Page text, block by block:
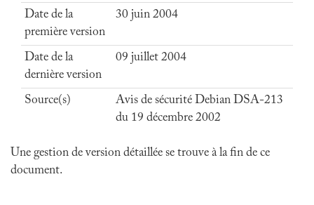
Date de la
première version
30 juin 2004
Date de la
dernière version
09 juillet 2004
Source(s)
Avis de sécurité Debian DSA-213
du 19 décembre 2002
Une gestion de version détaillée se trouve à la fin de ce
document.